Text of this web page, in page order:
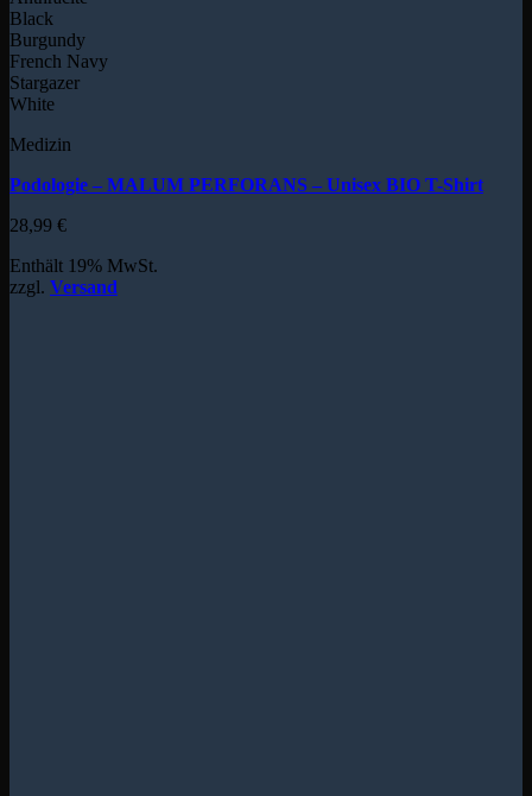
Black
Burgundy
French Navy
Stargazer
White
Medizin
Podologie – MALUM PERFORANS – Unisex BIO T-Shirt
28,99 €
Enthält 19% MwSt.
zzgl. Versand